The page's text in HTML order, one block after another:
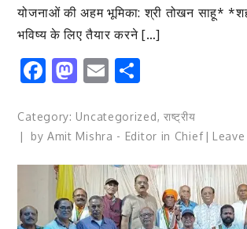
योजनाओं की अहम भूमिका: श्री तोखन साहू*
भविष्य के लिए तैयार करने […]
Facebook
Mastodon
Email
Category: Uncategorized, राष्ट्रीय
by Amit Mishra - Editor in Chief